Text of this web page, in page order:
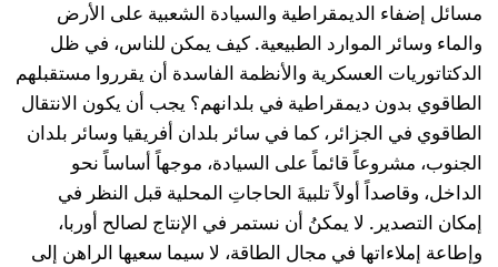
مسائل إضفاء الديمقراطية والسيادة الشعبية على الأرض
والماء وسائر الموارد الطبيعية. كيف يمكن للناس، في ظل
الدكتاتوريات العسكرية والأنظمة الفاسدة أن يقرروا مستقبلهم
الطاقوي بدون ديمقراطية في بلدانهم؟ يجب أن يكون الانتقال
الطاقوي في الجزائر، كما في سائر بلدان أفريقيا وسائر بلدان
الجنوب، مشروعاً قائماً على السيادة، موجهاً أساساً نحو
الداخل، وقاصداً أولاً تلبيةَ الحاجاتِ المحلية قبل النظر في
إمكان التصدير. لا يمكنُ أن نستمر في الإنتاج لصالح أوربا،
وإطاعة إملاءاتها في مجال الطاقة، لا سيما سعيها الراهن إلى